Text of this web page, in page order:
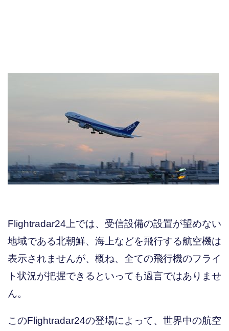
Flightradar24上では、受信設備の設置が望めない
地域である北朝鮮、海上などを飛行する航空機は
表示されませんが、概ね、全ての飛行機のフライ
ト状況が把握できるといっても過言ではありませ
ん。
このFlightradar24の登場によって、世界中の航空